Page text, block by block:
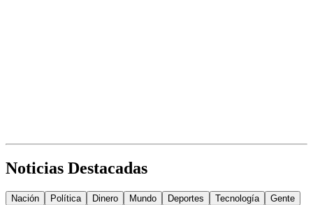
Noticias Destacadas
Nación Política Dinero Mundo Deportes Tecnología Gente